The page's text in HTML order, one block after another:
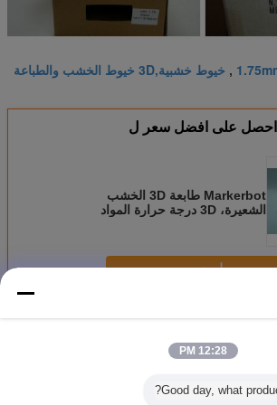
, خيوط خشبية,3D خيوط الخشب والطباعة
احصل على افضل سعر ل
Markerbot طابعة 3D الخشب
الشعيرة، 3D درجة حرارة المواد
استمر
ثلاثية الأبعاد
12:28 PM
Good day, what